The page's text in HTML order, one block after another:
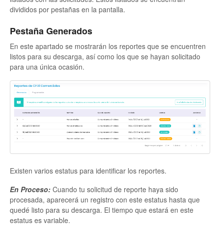
divididos por pestañas en la pantalla.
Pestaña Generados
En este apartado se mostrarán los reportes que se encuentren
listos para su descarga, así como los que se hayan solicitado
para una única ocasión.
Existen varios estatus para identificar los reportes.
En Proceso: Cuando tu solicitud de reporte haya sido
procesada, aparecerá un registro con este estatus hasta que
quedé listo para su descarga. El tiempo que estará en este
estatus es variable.